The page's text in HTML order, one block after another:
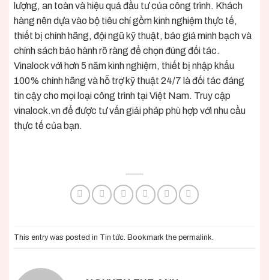
lượng, an toàn và hiệu quả đầu tư của công trình. Khách
hàng nên dựa vào bộ tiêu chí gồm kinh nghiệm thực tế,
thiết bị chính hãng, đội ngũ kỹ thuật, báo giá minh bạch và
chính sách bảo hành rõ ràng để chọn đúng đối tác.
Vinalock với hơn 5 năm kinh nghiệm, thiết bị nhập khẩu
100% chính hãng và hỗ trợ kỹ thuật 24/7 là đối tác đáng
tin cậy cho mọi loại công trình tại Việt Nam. Truy cập
vinalock.vn để được tư vấn giải pháp phù hợp với nhu cầu
thực tế của bạn.
This entry was posted in Tin tức . Bookmark the permalink